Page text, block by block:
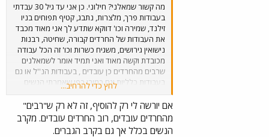
מה קשור שמאלני? חילוני. כן אני עד גיל 30 עבדתי
בעבודות פרך, מלצרות, נתבג, קטיף תפוחים בניו
זילנד, שמירה וכו' דווקא שתדע לך אני מאוד מכבד
את העבודות של החרדים קבורה, שחיטה, רבנות
נישואין גירושים, משגיח כשרות וכו' זה הכל עבודה
מכובדת וקשה מאוד ואני תמיד אומר לשמאלנים
שרבים מהחרדים כן עובדים , בעבודות הנ''ל או גם
בעבודות כלליות וגם כמובן כפי שאמרתי הנשים
עובדות בדרכ . העניין הוא לדעתי בעיקר הצבא,
הגיע הזמן שתשימו יד, השתדלות לא הכל זה לעמוד
תורה
לחץ כדי להרחיב...
אם יורשה לי רק להוסיף, זה לא רק ש"רבים"
מהחרדים עובדים, רוב החרדים עובדים. מקרב
הנשים בכלל אך גם בקרב הגברים.